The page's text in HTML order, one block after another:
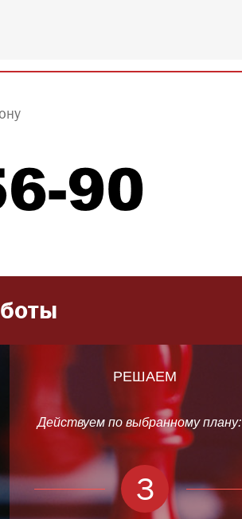
РЕШАЕМ
Действуем по выбранному плану:
3